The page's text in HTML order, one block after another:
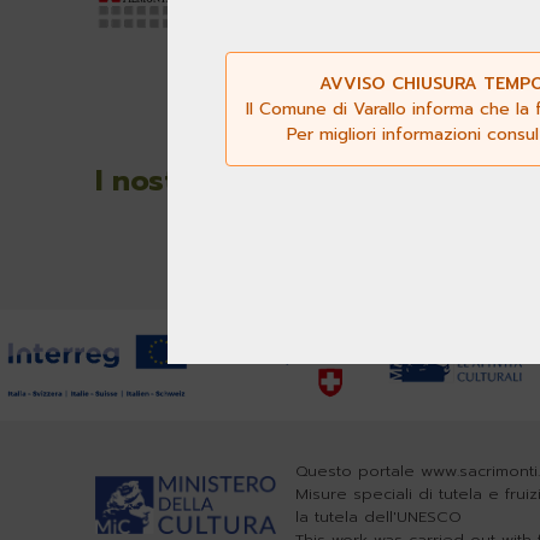
I nostri media
Questo portale
Misure speciali di tutela e
la tutela dell'UNESCO
AVVISO CHIUSURA
Il Comune di Varallo informa che
Per migliori informazioni